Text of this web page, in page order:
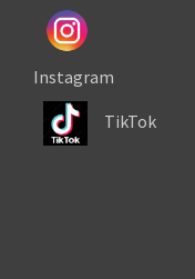
Instagram
TikTok